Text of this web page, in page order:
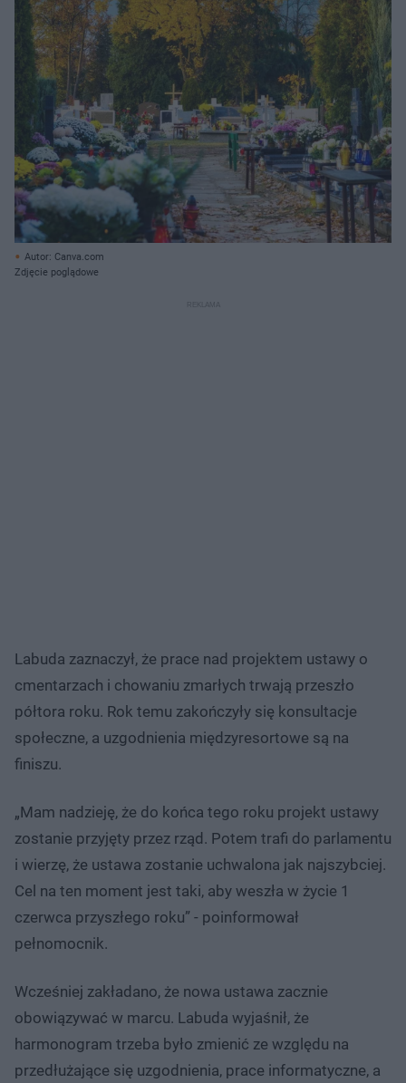
Autor: Canva.com
Zdjęcie poglądowe
Labuda zaznaczył, że prace nad projektem ustawy o
cmentarzach i chowaniu zmarłych trwają przeszło
półtora roku. Rok temu zakończyły się konsultacje
społeczne, a uzgodnienia międzyresortowe są na
finiszu.
„Mam nadzieję, że do końca tego roku projekt ustawy
zostanie przyjęty przez rząd. Potem trafi do parlamentu
i wierzę, że ustawa zostanie uchwalona jak najszybciej.
Cel na ten moment jest taki, aby weszła w życie 1
czerwca przyszłego roku” - poinformował
pełnomocnik.
Wcześniej zakładano, że nowa ustawa zacznie
obowiązywać w marcu. Labuda wyjaśnił, że
harmonogram trzeba było zmienić ze względu na
przedłużające się uzgodnienia, prace informatyczne, a